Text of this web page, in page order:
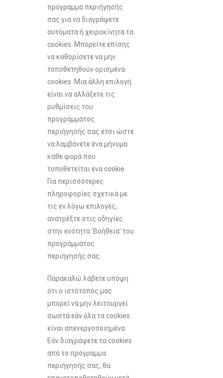
πρόγραμμα περιήγησής
σας για να διαγράψετε
αυτόματα ή χειροκίνητα τα
cookies. Μπορείτε επίσης
να καθορίσετε να μην
τοποθετηθούν ορισμένα
cookies. Μια άλλη επιλογή
είναι να αλλάξετε τις
ρυθμίσεις του
προγράμματος
περιήγησής σας έτσι ώστε
να λαμβάνετε ένα μήνυμα
κάθε φορά που
τοποθετείται ένα cookie.
Για περισσότερες
πληροφορίες σχετικά με
τις εν λόγω επιλογές,
ανατρέξτε στις οδηγίες
στην ενότητα ‘Βοήθεια’ του
προγράμματος
περιήγησής σας.
Παρακαλώ λάβετε υπόψη
ότι ο ιστότοπός μας
μπορεί να μην λειτουργεί
σωστά εάν όλα τα cookies
είναι απενεργοποιημένα.
Εάν διαγράψετε τα cookies
από το πρόγραμμα
περιήγησής σας, θα